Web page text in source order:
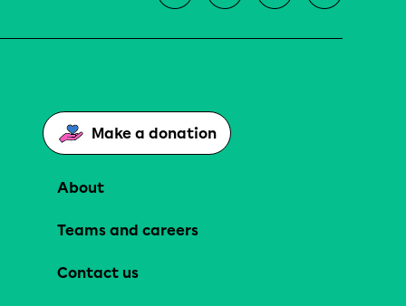
Make a donation
About
Teams and careers
Contact us